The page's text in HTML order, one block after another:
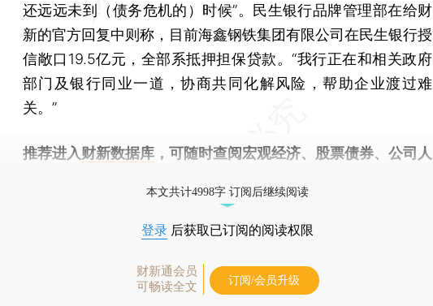
还远远未到（债务危机的）时候”。民生银行品牌管理部在给财
新的官方回复中则称，目前海鑫钢铁集团有限公司在民生银行授
信敞口19.5亿元，全部系抵押担保贷款。“我行正在和相关政府
部门及银行同业一道，协商共同化解风险，帮助企业渡过难
关。”
推荐进入财新数据库 ，可随时查阅宏观经济、股票债券、公司人
本文共计4998字 订阅后继续阅读
登录 后获取已订阅的阅读权限
财新通会员
可畅读全文
订阅/会员升级